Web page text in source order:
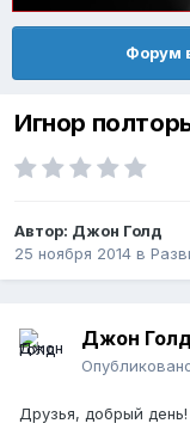
Форум
Игнор
Автор: Джон Голд
25 ноября 2014 в
Джон Голд
Друзья, добрый день!